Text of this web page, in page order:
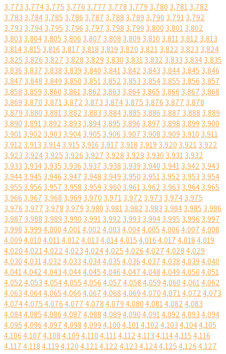
3,773 3,7743,775 3,776 3,777 3,778 3,779 3,780 3,7813,782
3,783 3,7843,785 3,786 3,787 3,788 3,789 3,790 3,7913,792
3,793 3,7943,795 3,796 3,797 3,798 3,799 3,800 3,8013,802
3,803 3,8043,805 3,806 3,807 3,808 3,809 3,810 3,8113,812 3,813
3,8143,815 3,816 3,817 3,818 3,819 3,820 3,8213,822 3,823 3,824
3,825 3,826 3,827 3,828 3,829 3,830 3,8313,832 3,833 3,8343,835
3,836 3,837 3,838 3,839 3,840 3,8413,842 3,843 3,8443,845 3,846
3,847 3,848 3,849 3,850 3,8513,852 3,853 3,8543,855 3,856 3,857
3,858 3,859 3,860 3,8613,862 3,863 3,8643,865 3,866 3,867 3,868
3,869 3,870 3,8713,872 3,873 3,8743,875 3,876 3,877 3,878
3,879 3,880 3,8813,882 3,883 3,8843,885 3,886 3,887 3,888 3,889
3,890 3,8913,892 3,893 3,8943,895 3,896 3,897 3,898 3,899 3,900
3,9013,902 3,903 3,9043,905 3,906 3,907 3,908 3,909 3,910 3,911
3,912 3,913 3,9143,915 3,916 3,917 3,918 3,919 3,920 3,9213,922
3,923 3,9243,925 3,926 3,927 3,928 3,929 3,930 3,9313,932
3,933 3,9343,935 3,936 3,937 3,938 3,939 3,940 3,9413,942 3,943
3,9443,945 3,946 3,947 3,948 3,949 3,950 3,9513,952 3,953 3,954
3,955 3,956 3,957 3,958 3,959 3,960 3,9613,962 3,963 3,9643,965
3,966 3,967 3,968 3,969 3,970 3,9713,972 3,973 3,9743,975
3,976 3,977 3,978 3,979 3,980 3,9813,982 3,983 3,9843,985 3,986
3,987 3,988 3,989 3,990 3,9913,992 3,993 3,9943,995 3,996 3,997
3,998 3,9994,0004,0014,0024,0034,0044,0054,0064,0074,008
4,0094,0104,0114,0124,0134,0144,0154,0164,0174,0184,019
4,0204,0214,0224,0234,0244,0254,0264,0274,0284,029
4,0304,0314,0324,0334,0344,0354,0364,0374,0384,0394,040
4,0414,0424,0434,0444,0454,0464,0474,0484,0494,0504,051
4,0524,0534,0544,0554,0564,0574,0584,0594,0604,0614,062
4,0634,0644,0654,0664,0674,0684,0694,0704,0714,0724,073
4,0744,0754,0764,0774,0784,0794,0804,0814,0824,083
4,0844,0854,0864,0874,0884,0894,0904,0914,0924,0934,094
4,0954,0964,0974,0984,0994,1004,1014,1024,1034,1044,105
4,1064,1074,1084,1094,1104,1114,1124,1134,1144,1154,116
4,1174,1184,1194,1204,1214,1224,1234,1244,1254,1264,127